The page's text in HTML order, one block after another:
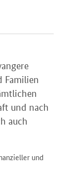
Familien
und nach
auch
und